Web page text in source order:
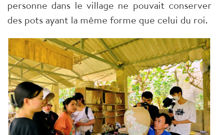
personne dans le village ne pouvait conserver
des pots ayant la même forme que celui du roi.